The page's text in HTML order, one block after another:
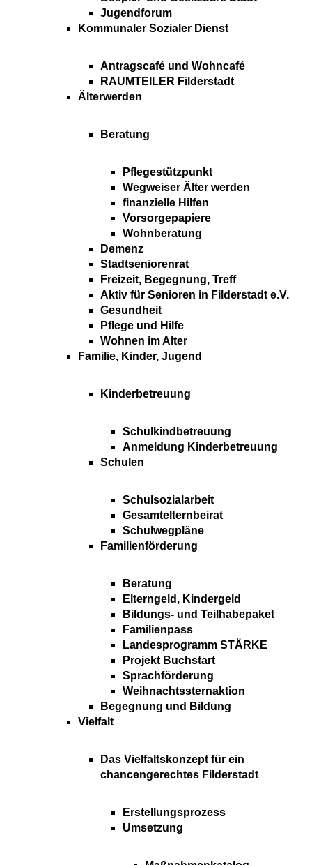
Jugendforum
Kommunaler Sozialer Dienst
Antragscafé und Wohncafé
RAUMTEILER Filderstadt
Älterwerden
Beratung
Pflegestützpunkt
Wegweiser Älter werden
finanzielle Hilfen
Vorsorgepapiere
Wohnberatung
Demenz
Stadtseniorenrat
Freizeit, Begegnung, Treff
Aktiv für Senioren in Filderstadt e.V.
Gesundheit
Pflege und Hilfe
Wohnen im Alter
Familie, Kinder, Jugend
Kinderbetreuung
Schulkindbetreuung
Anmeldung Kinderbetreuung
Schulen
Schulsozialarbeit
Gesamtelternbeirat
Schulwegpläne
Familienförderung
Beratung
Elterngeld, Kindergeld
Bildungs- und Teilhabepaket
Familienpass
Landesprogramm STÄRKE
Projekt Buchstart
Sprachförderung
Weihnachtssternaktion
Begegnung und Bildung
Vielfalt
Das Vielfaltskonzept für ein
chancengerechtes Filderstadt
Erstellungsprozess
Umsetzung